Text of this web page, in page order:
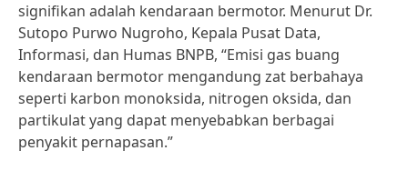
signifikan adalah kendaraan bermotor. Menurut Dr.
Sutopo Purwo Nugroho, Kepala Pusat Data,
Informasi, dan Humas BNPB, “Emisi gas buang
kendaraan bermotor mengandung zat berbahaya
seperti karbon monoksida, nitrogen oksida, dan
partikulat yang dapat menyebabkan berbagai
penyakit pernapasan.”